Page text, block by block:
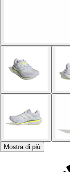
Mostra di più